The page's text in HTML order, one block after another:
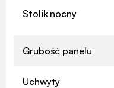
Stolik nocny
Grubość panelu
Uchwyty